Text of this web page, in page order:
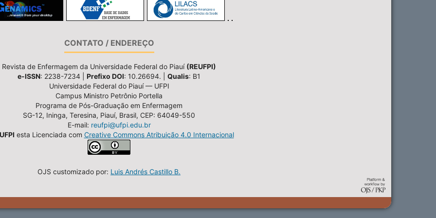
CONTATO / ENDEREÇO
Revista de Enfermagem da Universidade Federal do Piauí (REUFPI)
e-ISSN: 2238-7234 | Prefixo DOI: 10.26694. | Qualis: B1
Universidade Federal do Piauí — UFPI
Campus Ministro Petrônio Portella
Programa de Pós-Graduação em Enfermagem
SG-12, Ininga, Teresina, Piauí, Brasil, CEP: 64049-550
E-mail: reufpi@ufpi.edu.br
esta Licenciada com Creative Commons Atribuição 4.0 Internacional
OJS customizado por: Luis Andrés Castillo B.